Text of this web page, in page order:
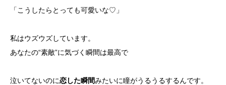
「こうしたらとっても可愛いな♡」
私はウズウズしています。
あなたの“素敵”に気づく瞬間は最高で
泣いてないのに恋した瞬間みたいに瞳がうるうるするんです。